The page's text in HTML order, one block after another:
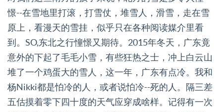
憬--在雪地里打滚，打雪仗，堆雪人，滑雪，走在雪
原上，看漫天的雪挂，似乎只在各种阅读媒介里看
到。SO,东北之行憧憬又期待。2015年冬天，广东竟
意外的下起了毛毛小雪，有些狂热之士，冲上白云山
堆了一个鸡蛋大的雪人，这一年，广东有点冷。我和
杨Nikki都是怕冷的人，或者说怕冷--死的人。隔三差
五估摸着零下四十度的天气应穿成啥样。记得有一次